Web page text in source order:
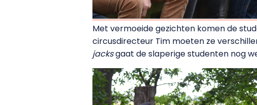
Met vermoeide gezichten komen de
circusdirecteur Tim moeten ze
jacksgaat de slaperige studenten nog